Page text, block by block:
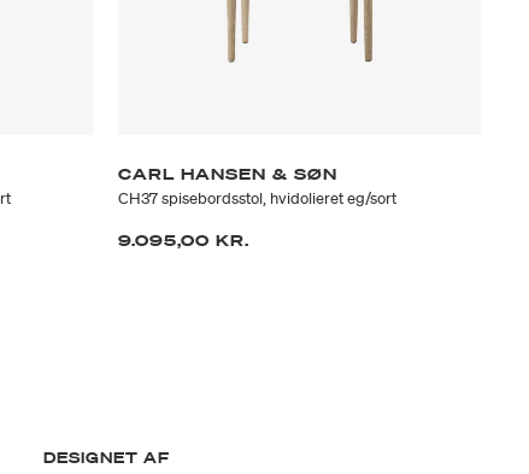
CARL HANSEN & SØN
CH37 spisebordsstol, hvidolieret eg/sort
9.095,00 KR.
DESIGNET AF